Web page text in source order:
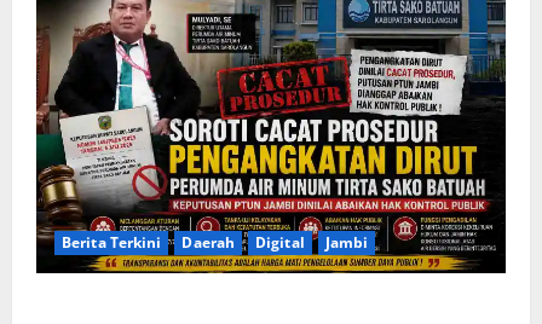
Berita Terkini Daerah Digital Jambi